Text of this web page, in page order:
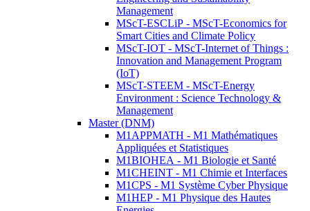
Management
MScT-ESCLiP - MScT-Economics for
Smart Cities and Climate Policy
MScT-IOT - MScT-Internet of Things :
Innovation and Management Program
(IoT)
MScT-STEEM - MScT-Energy
Environment : Science Technology &
Management
Master (DNM)
M1APPMATH - M1 Mathématiques
Appliquées et Statistiques
M1BIOHEA - M1 Biologie et Santé
M1CHEINT - M1 Chimie et Interfaces
M1CPS - M1 Système Cyber Physique
M1HEP - M1 Physique des Hautes